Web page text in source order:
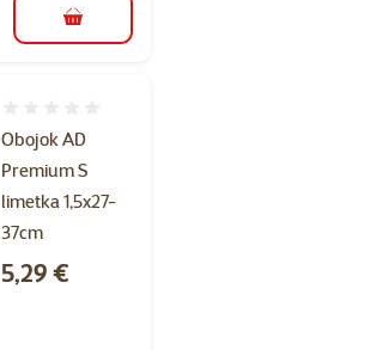
do košíka
Obojok AD
Premium S
limetka 1,5x27-
37cm
Cena
5,29 €